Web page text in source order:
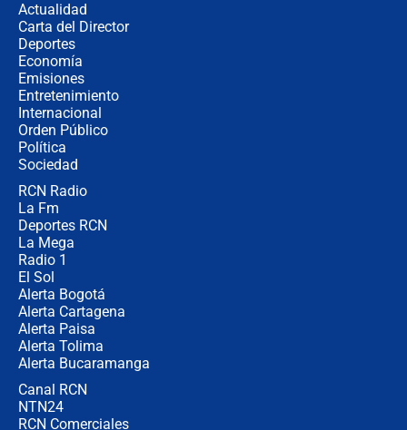
Actualidad
Carta del Director
Deportes
Economía
Emisiones
Entretenimiento
Internacional
Orden Público
Política
Sociedad
RCN Radio
La Fm
Deportes RCN
La Mega
Radio 1
El Sol
Alerta Bogotá
Alerta Cartagena
Alerta Paisa
Alerta Tolima
Alerta Bucaramanga
Canal RCN
NTN24
RCN Comerciales